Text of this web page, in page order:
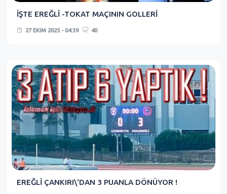
İŞTE EREĞLİ -TOKAT MAÇININ GOLLERİ
27 EKIM 2025 - 04:39 40
EREĞLİ ÇANKIRI\'DAN 3 PUANLA DÖNÜYOR !